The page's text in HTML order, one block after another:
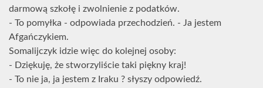
darmową szkołę i zwolnienie z podatków.
- To pomyłka - odpowiada przechodzień. - Ja jestem
Afgańczykiem.
Somalijczyk idzie więc do kolejnej osoby:
- Dziękuję, że stworzyliście taki piękny kraj!
- To nie ja, ja jestem z Iraku ? słyszy odpowiedź.